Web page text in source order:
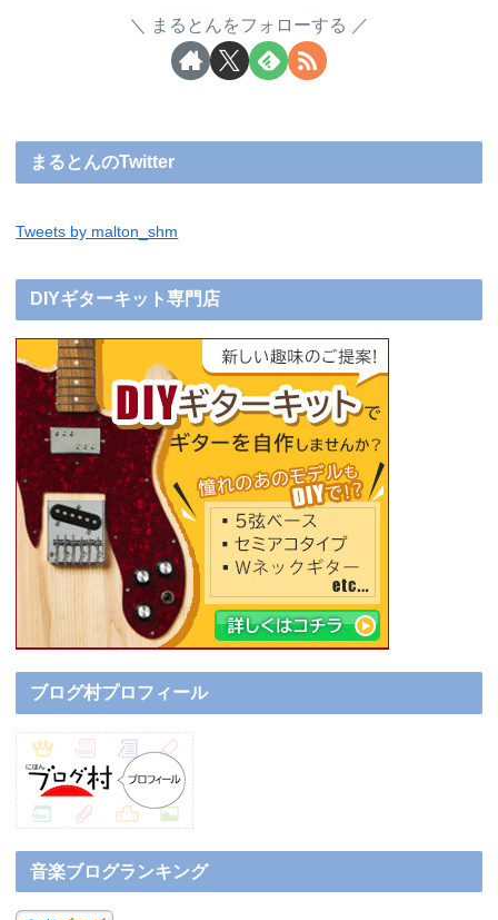
まるとんをフォローする
まるとんのTwitter
Tweets by malton_shm
DIYギターキット専門店
ブログ村プロフィール
音楽ブログランキング